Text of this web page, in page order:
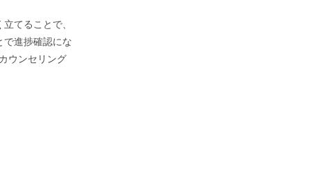
てることで、
で進捗確認にな
ウンセリング